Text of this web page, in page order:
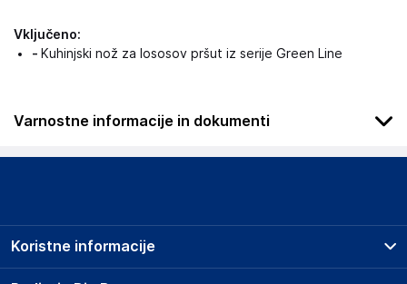
Vključeno:
- Kuhinjski nož za lososov pršut iz serije Green Line
Varnostne informacije in dokumenti
Podatki o proizvajalcu
Global Service Group
Koristne informacije
Prodajna mesta